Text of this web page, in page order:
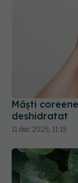
Măști
deshidratat
11 dec 2025, 11:15